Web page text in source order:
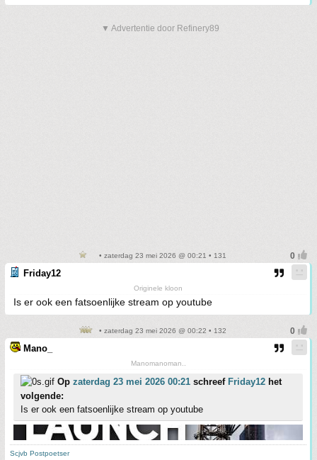
▼ Advertentie door Refinery89
• zaterdag 23 mei 2026 @ 00:21 • 131
Friday12
Originele kloon
Is er ook een fatsoenlijke stream op youtube
• zaterdag 23 mei 2026 @ 00:22 • 132
Mano_
Manomanoman..
Op zaterdag 23 mei 2026 00:21 schreef Friday12 het
volgende:
Is er ook een fatsoenlijke stream op youtube
Scjvb Postpoetser